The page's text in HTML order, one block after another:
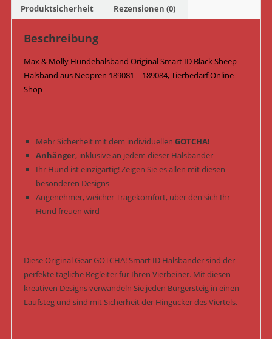
189084
Sheep
Menge
Produktsicherheit
Rezensionen (0)
Beschreibung
Max & Molly Hundehalsband Original Smart ID Black Sheep
Halsband aus Neopren 189081 – 189084, Tierbedarf Online
Shop
Mehr Sicherheit mit dem individuellen GOTCHA!
Anhänger, inklusive an jedem dieser Halsbänder
Ihr Hund ist einzigartig! Zeigen Sie es allen mit diesen
besonderen Designs
Angenehmer, weicher Tragekomfort, über den sich Ihr
Hund freuen wird
Diese Original Gear GOTCHA! Smart ID Halsbänder sind der
perfekte tägliche Begleiter für Ihren Vierbeiner. Mit diesen
kreativen Designs verwandeln Sie jeden Bürgersteig in einen
Laufsteg und sind mit Sicherheit der Hingucker des Viertels.